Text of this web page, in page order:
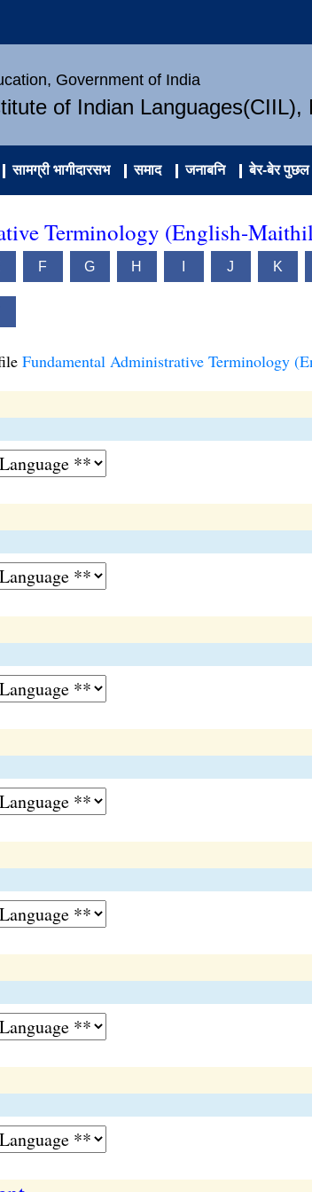
Government of India
of Indian Languages(CIIL),
सामग्री भागीदारसभ समाद जनाबनि बेर-बेर पुछल
Terminology (English-
F G H J K
Fundamental Administrative Terminology